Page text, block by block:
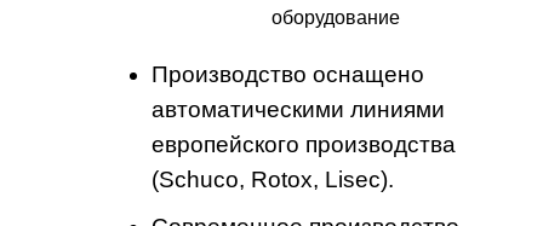
Производство оснащено
автоматическими линиями
европейского производства
(Schuco, Rotox, Lisec).